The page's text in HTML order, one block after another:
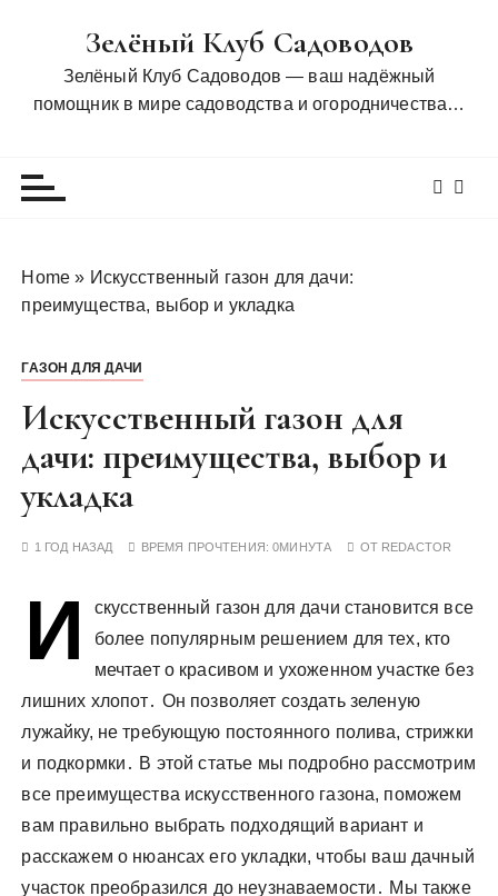
Зелёный Клуб Садоводов
Зелёный Клуб Садоводов — ваш надёжный
помощник в мире садоводства и огородничества…
Home » Искусственный газон для дачи:
преимущества, выбор и укладка
ГАЗОН ДЛЯ ДАЧИ
Искусственный газон для
дачи: преимущества, выбор и
укладка
1 ГОД НАЗАД ВРЕМЯ ПРОЧТЕНИЯ:0МИНУТА ОТ REDACTOR
И
скусственный газон для дачи становится все
более популярным решением для тех, кто
мечтает о красивом и ухоженном участке без
лишних хлопот․ Он позволяет создать зеленую
лужайку, не требующую постоянного полива, стрижки
и подкормки․ В этой статье мы подробно рассмотрим
все преимущества искусственного газона, поможем
вам правильно выбрать подходящий вариант и
расскажем о нюансах его укладки, чтобы ваш дачный
участок преобразился до неузнаваемости․ Мы также